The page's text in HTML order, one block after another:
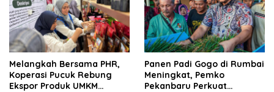
Melangkah Bersama PHR,
Koperasi Pucuk Rebung
Ekspor Produk UMKM
Panen Padi Gogo di Rumbai
Meningkat, Pemko
Pekanbaru Perkuat